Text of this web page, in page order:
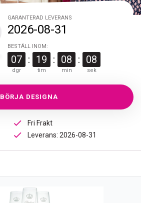
GARANTERAD LEVERANS
2026-08-31
BESTÄLL INOM:
07
dgr
: 19
tim
: 08
min
: 07
sek
BÖRJA DESIGNA
Fri Frakt
Leverans: 2026-08-31